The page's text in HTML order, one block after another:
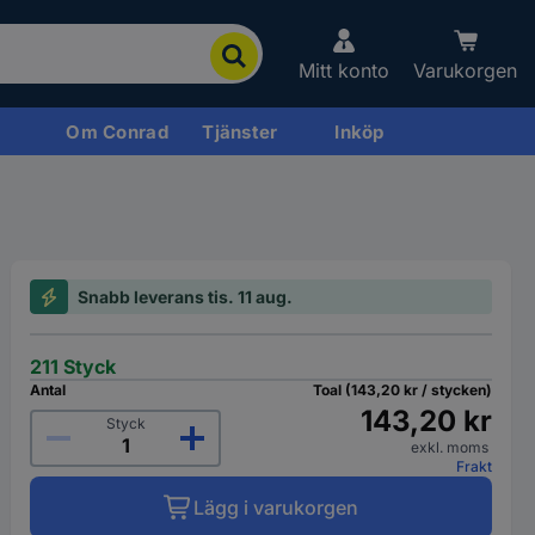
Mitt konto Varukorgen
Om Conrad Tjänster Inköp
Snabb leverans tis. 11 aug.
211 Styck
Antal
Styck
Toal (143,20 kr / stycken)
143,20 kr
exkl. moms
Frakt
Lägg i varukorgen